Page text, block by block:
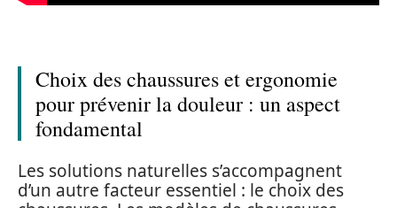
Choix des chaussures et ergonomie
pour prévenir la douleur : un aspect
fondamental
Les solutions naturelles s’accompagnent
d’un autre facteur essentiel : le choix des